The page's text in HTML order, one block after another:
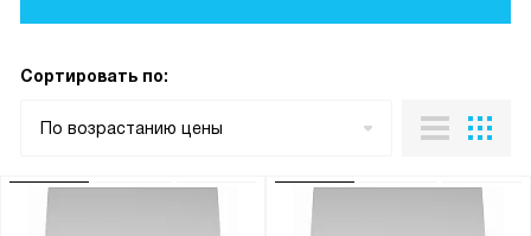
Сортировать по:
По возрастанию цены